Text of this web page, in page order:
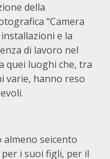
della
“Camera
e la
di lavoro nel
quei luoghi che, tra
varie, hanno reso
almeno seicento
i suoi figli, per il